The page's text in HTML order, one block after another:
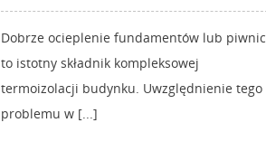
Dobrze ocieplenie fundamentów lub piwnic
to istotny składnik kompleksowej
termoizolacji budynku. Uwzględnienie tego
problemu w [...]